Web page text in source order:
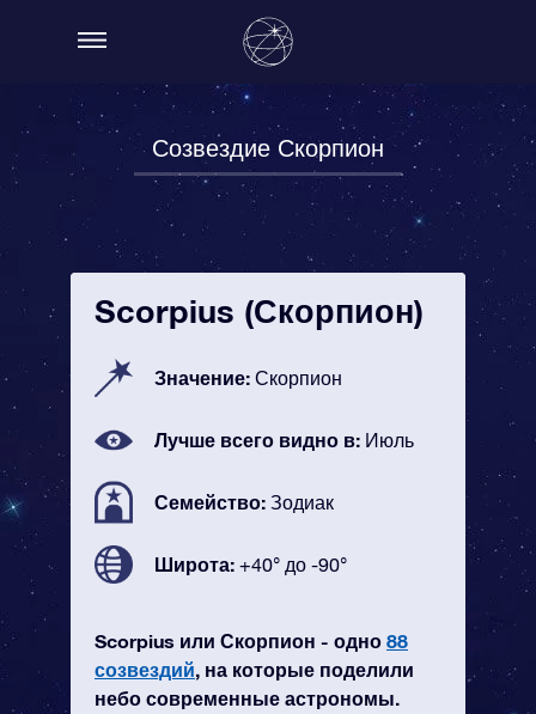
Созвездие Скорпион
Scorpius (Скорпион)
Значение: Скорпион
Лучше всего видно в: Июль
Семейство: Зодиак
Широта: +40° до -90°
Scorpius или Скорпион - одно 88
созвездий, на которые поделили
небо современные астрономы.